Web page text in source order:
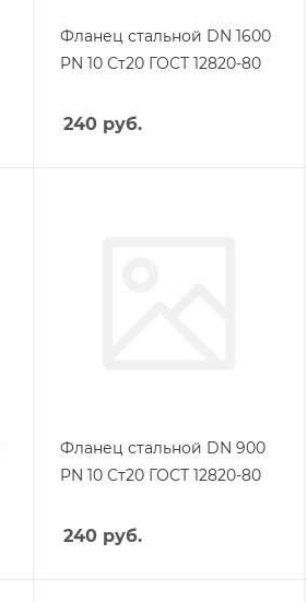
Фланец стальной DN 1600
PN 10 Ст20 ГОСТ 12820-80
240руб.
Фланец стальной DN 900
PN 10 Ст20 ГОСТ 12820-80
240руб.